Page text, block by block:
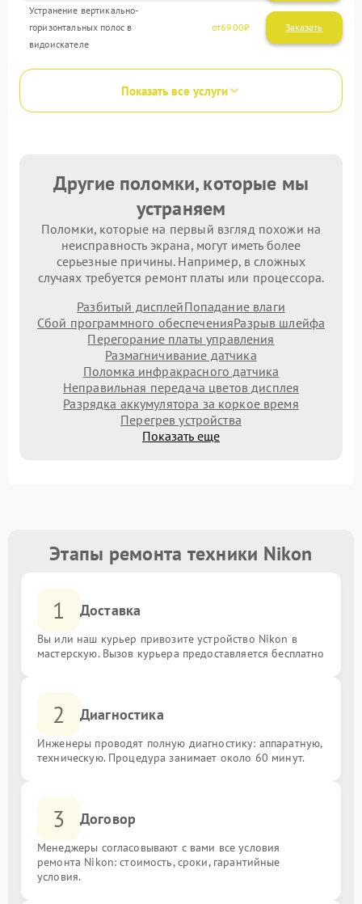
Устранение вертикально-
горизонтальных полос в
видоискателе
6900
Показать все услуги
Другие поломки, которые мы
устраняем
Поломки, которые на первый взгляд похожи на
неисправность экрана, могут иметь более
серьезные причины. Например, в сложных
случаях требуется ремонт платы или процессора.
Разбитый дисплейПопадание влаги
Сбой программного обеспеченияРазрыв шлейфа
Перегорание платы управления
Размагничивание датчика
Поломка инфракрасного датчика
Неправильная передача цветов дисплея
Разрядка аккумулятора за коркое время
Перегрев устройства
Показать еще
Этапы ремонта техники Nikon
1 Доставка
Вы или наш курьер привозите устройство Nikon в
мастерскую. Вызов курьера предоставляется бесплатно
2 Диагностика
Инженеры проводят полную диагностику: аппаратную,
техническую. Процедура занимает около 60 минут.
3 Договор
Менеджеры согласовывают с вами все условия
ремонта Nikon: стоимость, сроки, гарантийные
условия.